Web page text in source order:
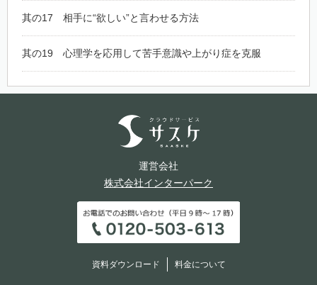
其の17 相手に“欲しい”と言わせる方法
其の19 心理学を応用して苦手意識や上がり症を克服
運営会社
株式会社インターパーク
資料ダウンロード 料金について